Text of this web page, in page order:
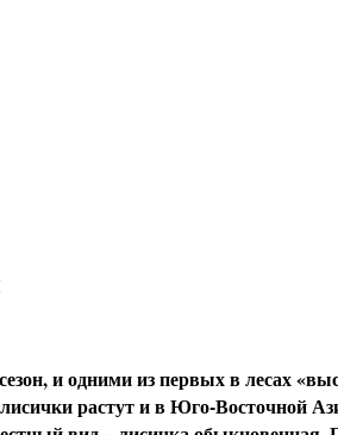
и одними из первых в лесах
растут и в Юго-Восточной